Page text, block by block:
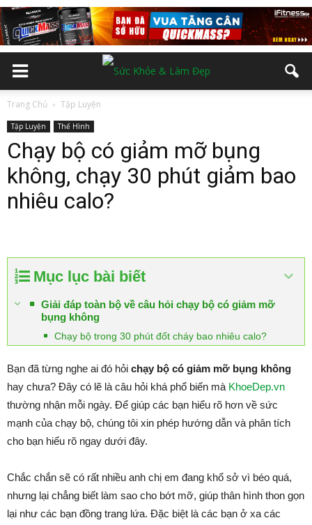
Trang Chủ Tập Luyện
Tập Luyện Thể Hình
Chạy bộ có giảm mỡ bụng
không, chạy 30 phút giảm bao
nhiêu calo?
Mục lục bài biết
Giải đáp toàn bộ về câu hỏi chạy bộ có giảm mỡ
bụng không
Chạy bộ trong 30 phút đốt cháy bao nhiêu calo?
Bạn đã từng nghe ai đó hỏi chạy bộ có giảm mỡ bụng không
hay chưa? Đây có lẽ là câu hỏi khá phổ biến mà KhoeDep.vn
thường nhận mỗi ngày. Để giúp các bạn hiểu rõ hơn về sức
mạnh của chạy bộ, chúng tôi xin phép hướng dẫn và phân tích
cho bạn hiểu rõ ngay dưới đây.
Chắc chắn sẽ có rất nhiều anh chị em đang khổ sở vì béo quá,
nhưng lại chẳng biết làm sao cho bớt mỡ, giúp thân hình thon gọn
lại như các bạn đồng trang lứa. Đặc biệt là các bạn ở xa các